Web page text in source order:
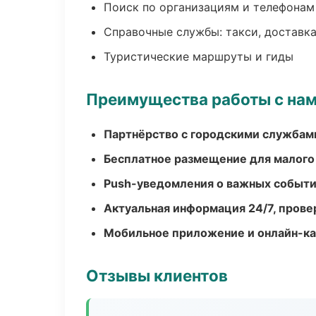
Поиск по организациям и телефонам
Справочные службы: такси,
Туристические маршруты и гиды
Преимущества работы с
Партнёрство с городскими
Бесплатное размещение для малого
Push-уведомления о важных
Актуальная информация 24/7,
Мобильное приложение и онлайн-
Отзывы клиентов